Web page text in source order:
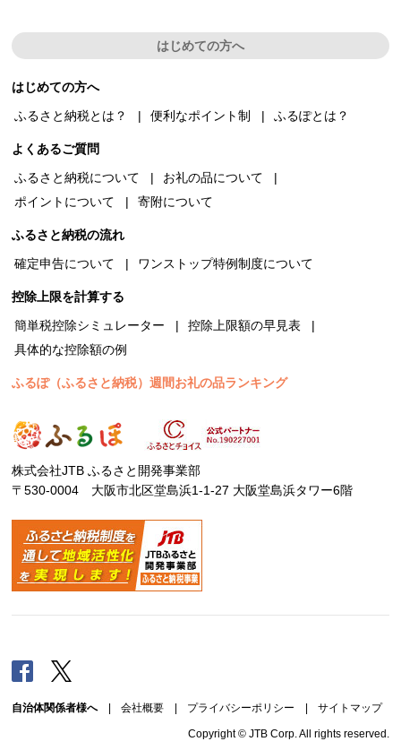
はじめての方へ
はじめての方へ
ふるさと納税とは？
便利なポイント制 ふるぽとは？
よくあるご質問
ふるさと納税について
お礼の品について
ポイントについて
寄附について
ふるさと納税の流れ
確定申告について
ワンストップ特例制度について
控除上限を計算する
簡単税控除シミュレーター
控除上限額の早見表
具体的な控除額の例
ふるぽ（ふるさと納税）週間お礼の品ランキング
株式会社JTB ふるさと開発事業部
〒530-0004 大阪市北区堂島浜1-1-27 大阪堂島浜タワー6階
Facebook
自治体関係者様へ| 会社概要 プライバシーポリシー サイトマップ
Copyright © JTB Corp. All rights reserved.